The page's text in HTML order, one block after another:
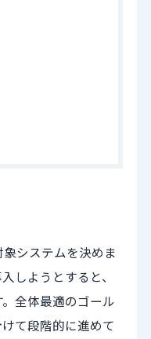
システムを決めま
しようとすると、
全体最適のゴール
て段階的に進めて